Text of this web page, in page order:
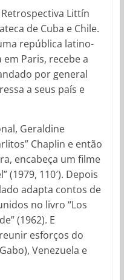
Littín
de Cuba e Chile.
república latino-
Paris, recebe a
por general
a seus país e
Geraldine
Chaplin e então
encabeça um filme
(1979, 110′). Depois
adapta contos de
no livro “Los
(1962). E
esforços do
Venezuela e